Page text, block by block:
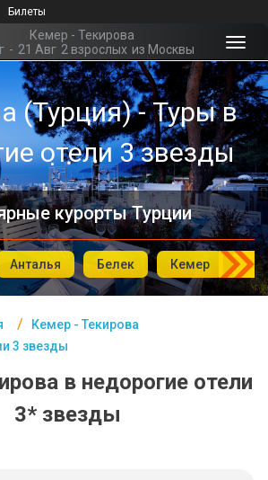
Билеты
Кемер - Текирова
- 21 Авг 2 взрослых из Москвы
(Турция) - Туры в
отели 3 звезды
курорты Турции
Анталья Белек Кемер
Кемер - Текирова
3 звезды
в недорогие отели
3* звезды